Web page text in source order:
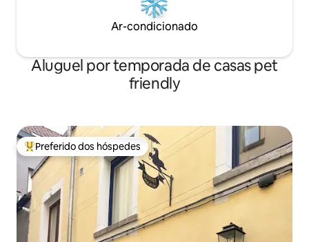
Ar-condicionado
Aluguel por temporada de casas pet
friendly
Entre os melhores preferidos dos hóspedes
Preferido dos hóspedes